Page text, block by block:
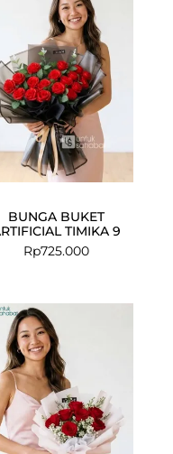
BUNGA BUKET
TIMIKA 9
Rp725.000